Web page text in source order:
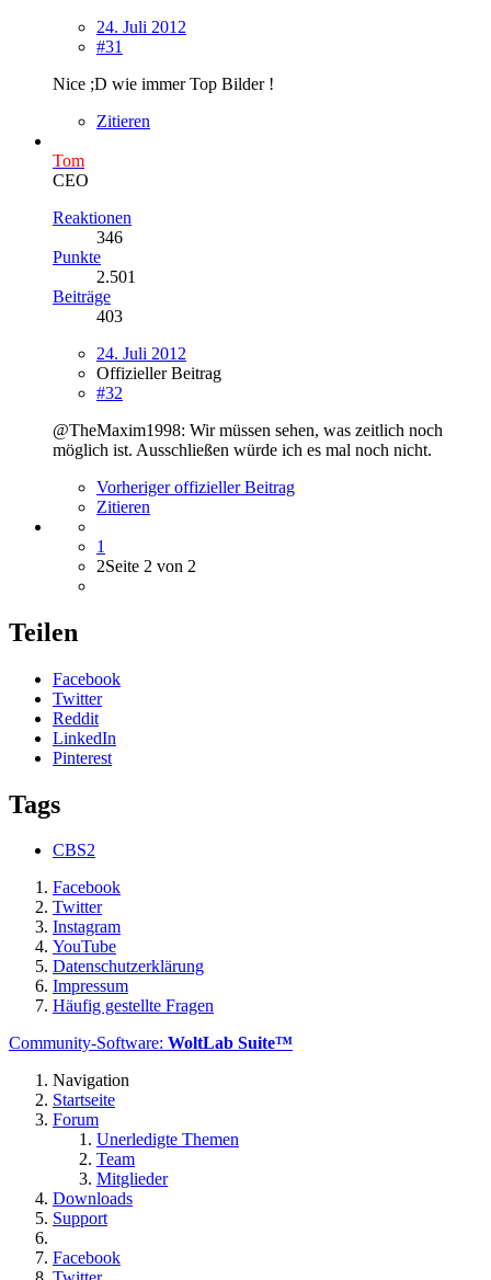
24. Juli 2012
#31
Nice ;D wie immer Top Bilder !
Zitieren
Tom
CEO
Reaktionen
346
Punkte
2.501
Beiträge
403
24. Juli 2012
Offizieller Beitrag
#32
@TheMaxim1998: Wir müssen sehen, was zeitlich noch
möglich ist. Ausschließen würde ich es mal noch nicht.
Vorheriger offizieller Beitrag
Zitieren
1
2Seite 2 von 2
Teilen
Facebook
Twitter
Reddit
LinkedIn
Pinterest
Tags
CBS2
Facebook
Twitter
Instagram
YouTube
Datenschutzerklärung
Impressum
Häufig gestellte Fragen
Community-Software: WoltLab Suite™
Navigation
Startseite
Forum
Unerledigte Themen
Team
Mitglieder
Downloads
Support
Facebook